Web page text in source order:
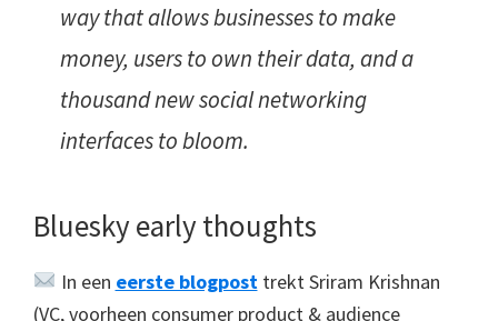
way that allows businesses to make
money, users to own their data, and a
thousand new social networking
interfaces to bloom.
Bluesky early thoughts
In een eerste blogposttrekt Sriram Krishnan
(VC, voorheen consumer product & audience